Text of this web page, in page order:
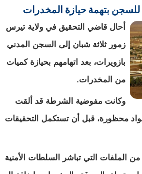
للسجن بتهمة حيازة المخدرات
أحال قاضي التحقيق في ولاية تيرس
زمور ثلاثة شبان إلى السجن المدني
بازويرات، بعد اتهامهم بحيازة كميات
من المخدرات.
وكانت مفوضية الشرطة قد ألقت
محظورة، قبل أن تستكمل التحقيقات
الملفات التي تباشر السلطات الأمنية